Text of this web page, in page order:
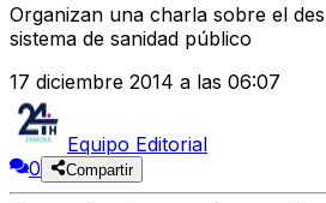
Organizan una charla sobre el
sistema de sanidad público
17 diciembre 2014 a las 06:07
Equipo Editorial
0
Compartir